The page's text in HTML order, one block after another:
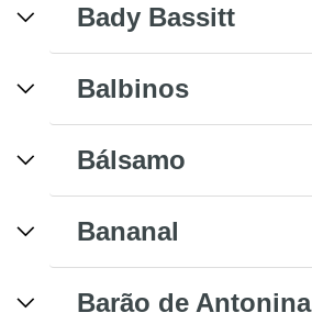
Bady Bassitt
Balbinos
Bálsamo
Bananal
Barão de Antonina